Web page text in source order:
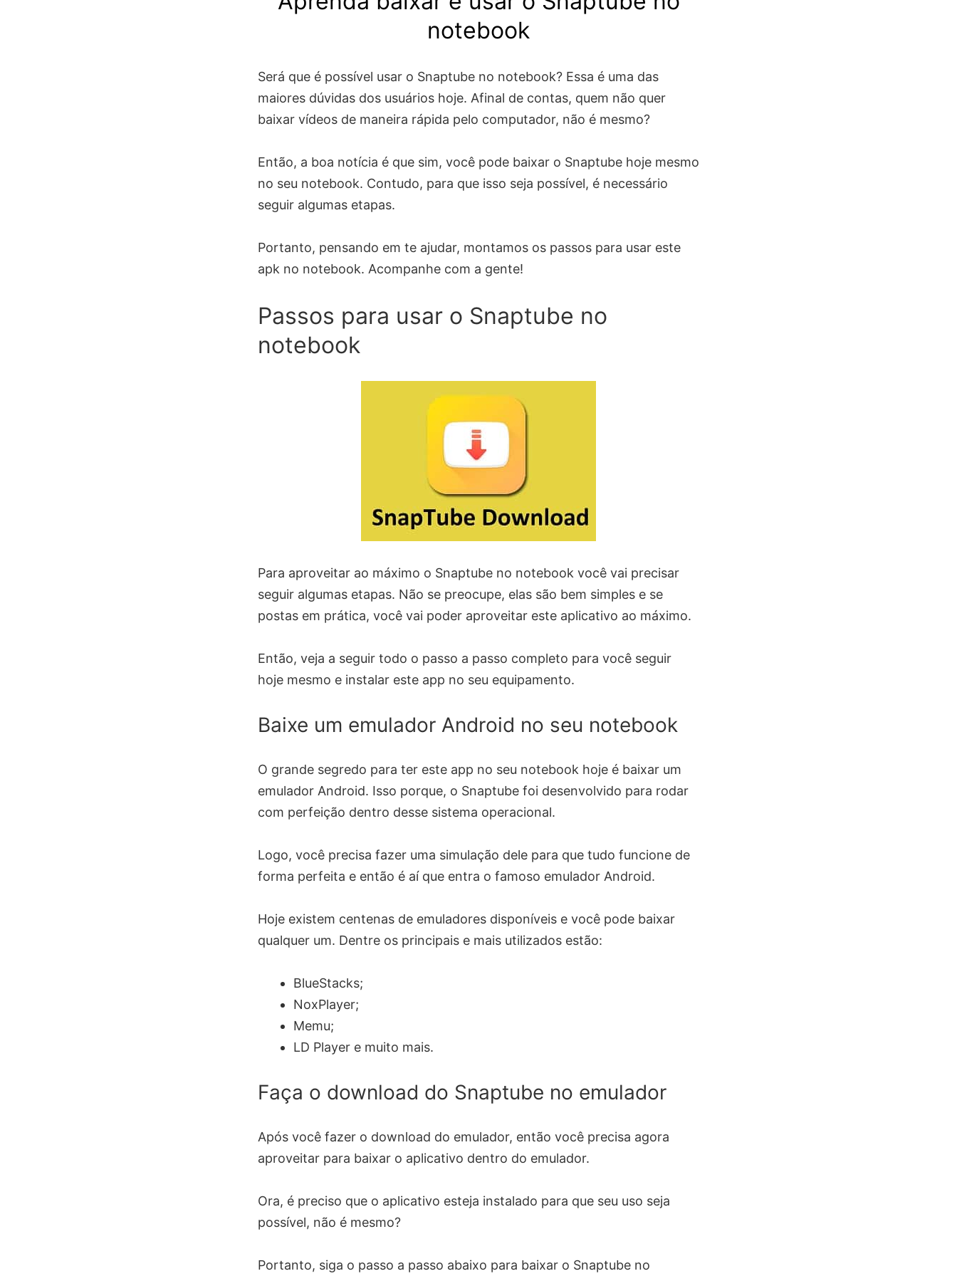
notebook
Será que é possível usar o Snaptube no notebook? Essa é uma das
maiores dúvidas dos usuários hoje. Afinal de contas, quem não quer
baixar vídeos de maneira rápida pelo computador, não é mesmo?
Então, a boa notícia é que sim, você pode baixar o Snaptube hoje mesmo
no seu notebook. Contudo, para que isso seja possível, é necessário
seguir algumas etapas.
Portanto, pensando em te ajudar, montamos os passos para usar este
apk no notebook. Acompanhe com a gente!
Passos para usar o Snaptube no
notebook
Para aproveitar ao máximo o Snaptube no notebook você vai precisar
seguir algumas etapas. Não se preocupe, elas são bem simples e se
postas em prática, você vai poder aproveitar este aplicativo ao máximo.
Então, veja a seguir todo o passo a passo completo para você seguir
hoje mesmo e instalar este app no seu equipamento.
Baixe um emulador Android no seu notebook
O grande segredo para ter este app no seu notebook hoje é baixar um
emulador Android. Isso porque, o Snaptube foi desenvolvido para rodar
com perfeição dentro desse sistema operacional.
Logo, você precisa fazer uma simulação dele para que tudo funcione de
forma perfeita e então é aí que entra o famoso emulador Android.
Hoje existem centenas de emuladores disponíveis e você pode baixar
qualquer um. Dentre os principais e mais utilizados estão:
BlueStacks;
NoxPlayer;
Memu;
LD Player e muito mais.
Faça o download do Snaptube no emulador
Após você fazer o download do emulador, então você precisa agora
aproveitar para baixar o aplicativo dentro do emulador.
Ora, é preciso que o aplicativo esteja instalado para que seu uso seja
possível, não é mesmo?
Portanto, siga o passo a passo abaixo para baixar o Snaptube no